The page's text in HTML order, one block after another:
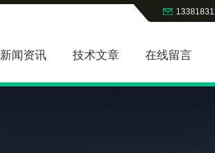
新闻资讯 技术文章 在线留言